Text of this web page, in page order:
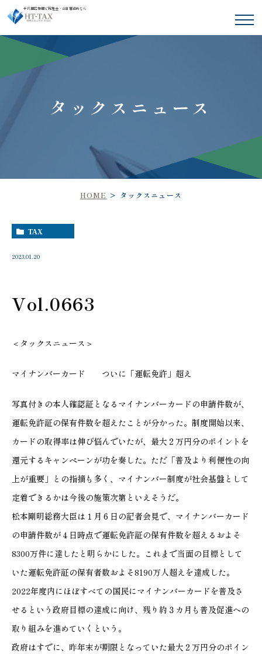
千代田区神田で税理士・会計事務所なら
タックスニュース
HOME タックスニュース
TAX
2023.01.20
Vol.0663
＜タックスニュース＞
マイナンバーカード ついに「運転免許」超え
写真付きの本人確認証となるマイナンバーカードの申請件数が、
運転免許証の保有件数を超えたことが分かった。制度開始以来、
カードの取得率は伸び悩んでいたが、最大２万円分のポイントを
還元するキャンペーンが功を奏した。ただ「普及より利便性の向
上が重要」との指摘も多く、マイナンバー制度が社会基盤として
定着できるかは今後の施策次第といえそうだ。
松本剛明総務大臣は１月６日の記者会見で、マイナンバーカード
の申請件数が４日時点で運転免許証の保有件数を超えるおよそ
8300万件に達したと明らかにした。これまで当面の目標として
いた運転免許証の保有者数およそ8190万人超えを達成した。
2022年度内にほぼすべての国民にマイナンバーカードを普及さ
せるという政府目標の達成に向け、残り約３カ月も普及促進への
取り組みを進めていくという。
政府はすでに、昨年末が期限となっていた最大２万円分のポイン